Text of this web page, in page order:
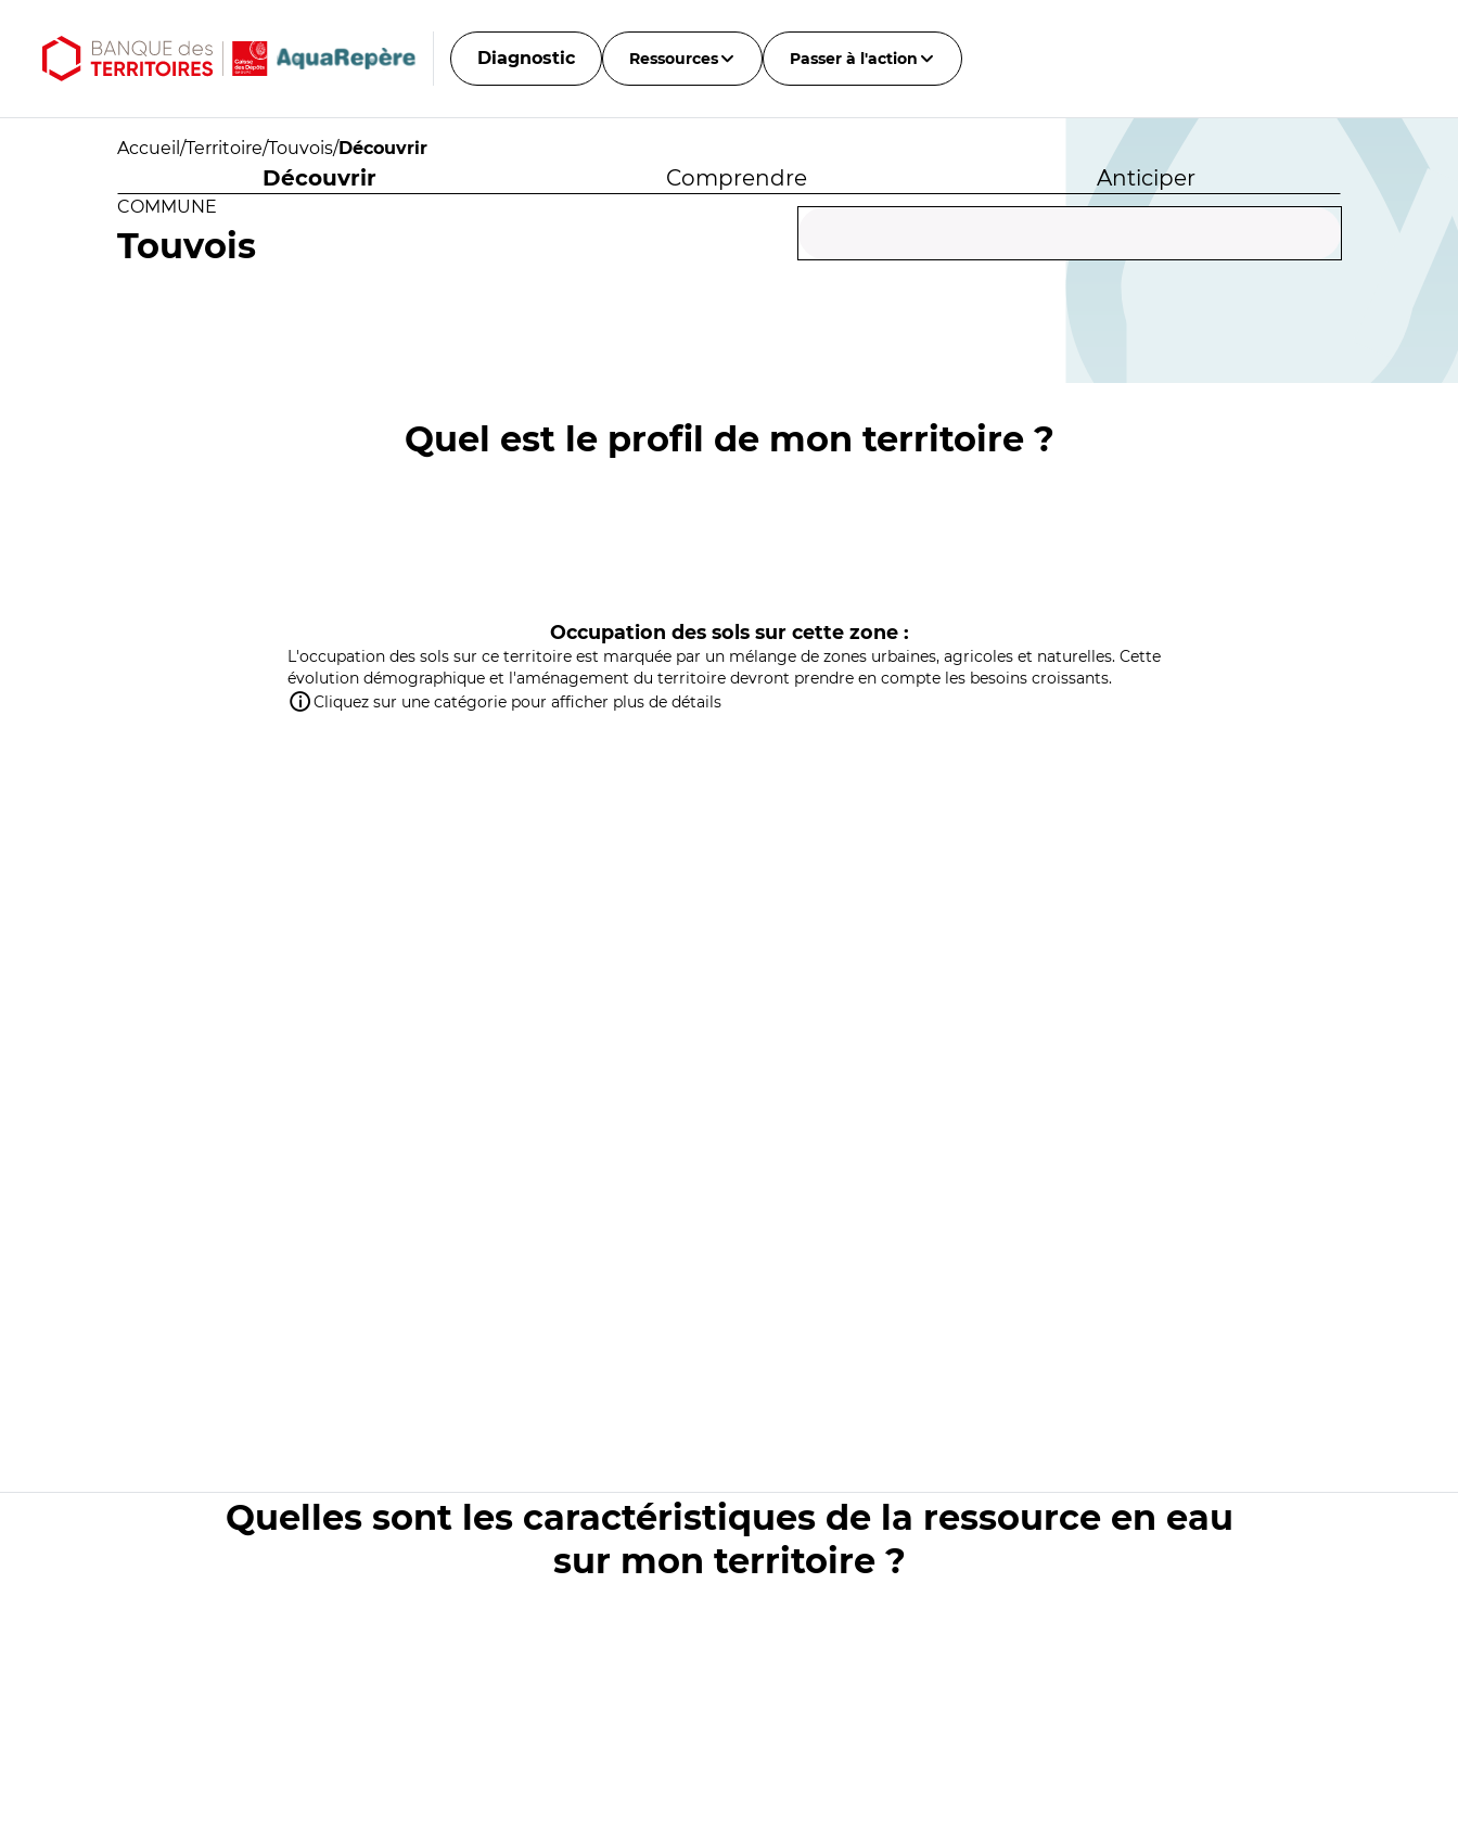
Diagnostic Ressources Passer à l'action
Accueil /Territoire/Touvois/Découvrir
Découvrir Comprendre Anticiper
COMMUNE
Touvois
Quel est le profil de mon territoire ?
Occupation des sols sur cette zone :
L'occupation des sols sur ce territoire est marquée par un mélange de zones urbaines, agricoles et naturelles. Cette
évolution démographique et l'aménagement du territoire devront prendre en compte les besoins croissants.
Cliquez sur une catégorie pour afficher plus de détails
Quelles sont les caractéristiques de la ressource en eau
sur mon territoire ?